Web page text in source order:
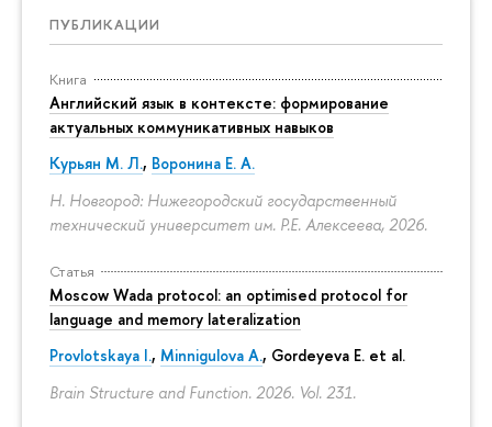
ПУБЛИКАЦИИ
Книга
Английский язык в контексте: формирование
актуальных коммуникативных навыков
Курьян М. Л., Воронина Е. А.
Н. Новгород: Нижегородский государственный
технический университет им. Р.Е. Алексеева, 2026.
Статья
Moscow Wada protocol: an optimised protocol for
language and memory lateralization
Provlotskaya I., Minnigulova A., Gordeyeva E. et al.
Brain Structure and Function. 2026. Vol. 231.